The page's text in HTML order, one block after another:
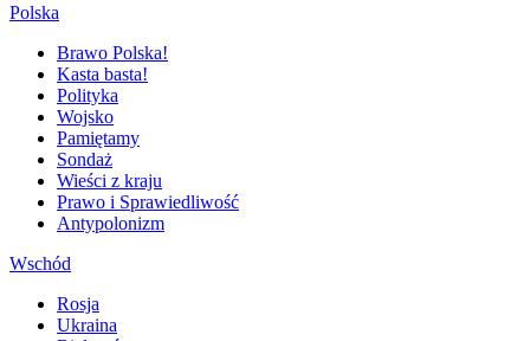
Polska
Brawo Polska!
Kasta basta!
Polityka
Wojsko
Pamiętamy
Sondaż
Wieści z kraju
Prawo i Sprawiedliwość
Antypolonizm
Wschód
Rosja
Ukraina